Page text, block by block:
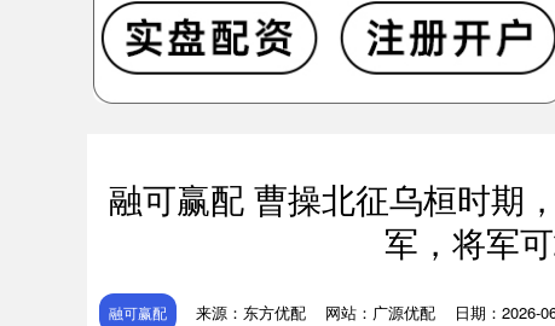
融可赢配 曹操北征乌桓时期
军，将军
融可赢配 来源：东方优配 网站：广源优配 日期：2026-